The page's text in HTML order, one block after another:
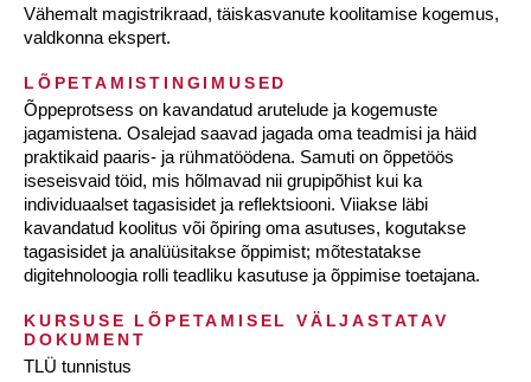
Vähemalt magistrikraad, täiskasvanute koolitamise kogemus,
valdkonna ekspert.
LÕPETAMISTINGIMUSED
Õppeprotsess on kavandatud arutelude ja kogemuste
jagamistena. Osalejad saavad jagada oma teadmisi ja häid
praktikaid paaris- ja rühmatöödena. Samuti on õppetöös
iseseisvaid töid, mis hõlmavad nii grupipõhist kui ka
individuaalset tagasisidet ja reflektsiooni. Viiakse läbi
kavandatud koolitus või õpiring oma asutuses, kogutakse
tagasisidet ja analüüsitakse õppimist; mõtestatakse
digitehnoloogia rolli teadliku kasutuse ja õppimise toetajana.
KURSUSE LÕPETAMISEL VÄLJASTATAV
DOKUMENT
TLÜ tunnistus